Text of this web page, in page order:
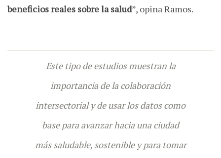
beneficios reales sobre la salud”, opina Ramos.
Este tipo de estudios muestran la
importancia de la colaboración
intersectorial y de usar los datos como
base para avanzar hacia una ciudad
más saludable, sostenible y para tomar